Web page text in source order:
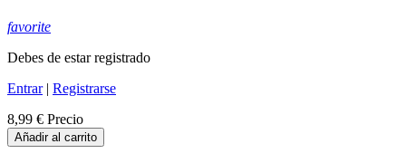
favorite
Debes de estar registrado
Entrar| Registrarse
8,99 € Precio
Añadir al carrito